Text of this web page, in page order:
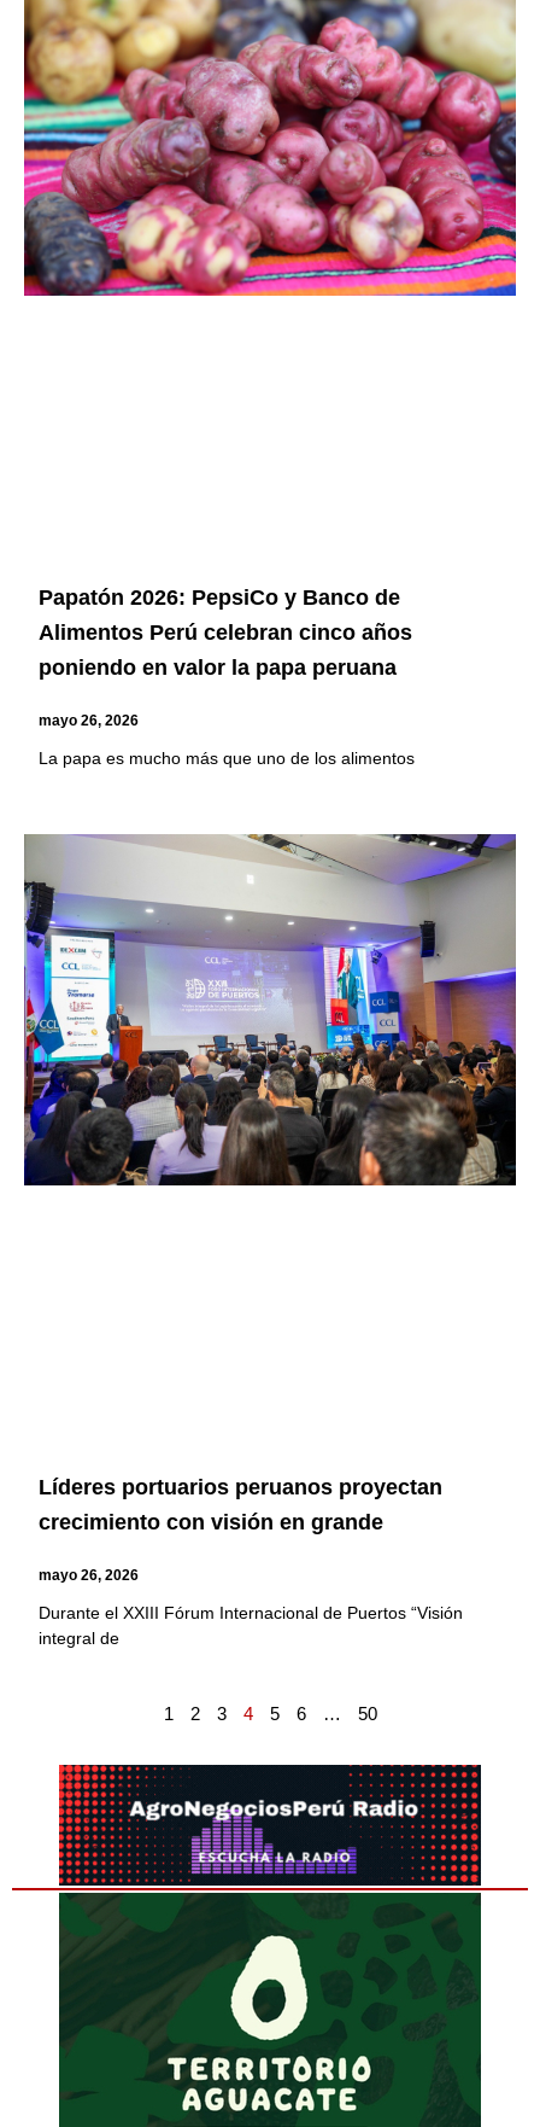
Papatón 2026: PepsiCo y Banco de
Alimentos Perú celebran cinco años
poniendo en valor la papa peruana
mayo 26, 2026
La papa es mucho más que uno de los alimentos
Líderes portuarios peruanos proyectan
crecimiento con visión en grande
mayo 26, 2026
Durante el XXIII Fórum Internacional de Puertos “Visión
integral de
1 2 3 4 5 6 … 50